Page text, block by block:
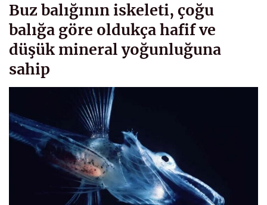
Buz balığının iskeleti, çoğu
balığa göre oldukça hafif ve
düşük mineral yoğunluğuna
sahip